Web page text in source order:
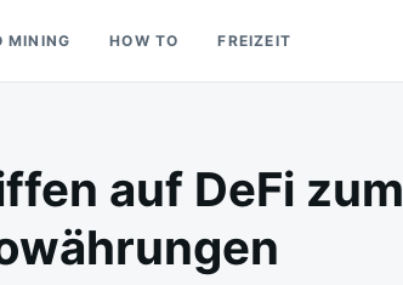
MINING HOW TO FREIZEIT
auf DeFi zum